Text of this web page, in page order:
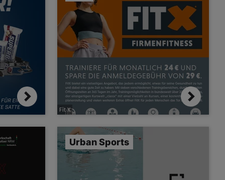
Fit X
Urban Sports